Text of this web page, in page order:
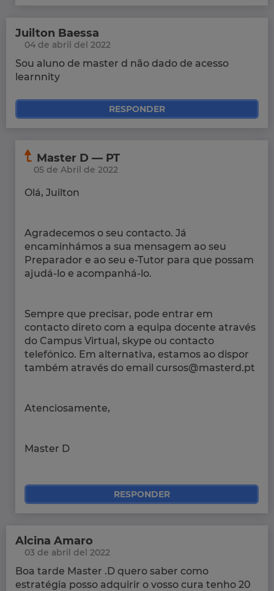
Juilton Baessa
04 de abril del 2022
Sou aluno de master d não dado de acesso
learnnity
RESPONDER
Master D — PT
05 de Abril de 2022
Olá, Juilton
Agradecemos o seu contacto. Já
encaminhámos a sua mensagem ao seu
Preparador e ao seu e-Tutor para que possam
ajudá-lo e acompanhá-lo.
Sempre que precisar, pode entrar em
contacto direto com a equipa docente através
do Campus Virtual, skype ou contacto
telefónico. Em alternativa, estamos ao dispor
também através do email cursos@masterd.pt
Atenciosamente,
Master D
RESPONDER
Alcina Amaro
03 de abril del 2022
Boa tarde Master .D quero saber como
estratégia posso adquirir o vosso cura tenho 20